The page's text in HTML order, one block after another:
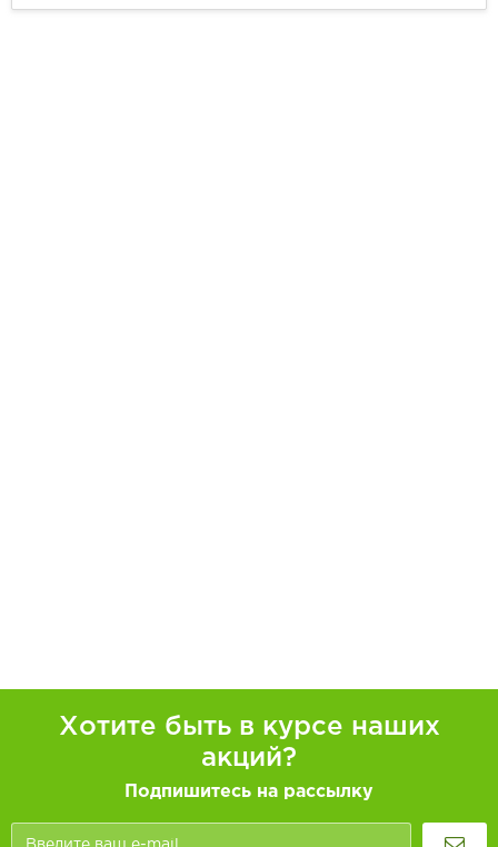
Хотите быть в курсе наших
акций?
Подпишитесь на рассылку